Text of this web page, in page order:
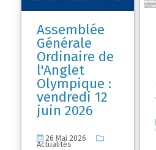
Assemblée
Générale
Ordinaire de
l'Anglet
Olympique :
vendredi 12
juin 2026
26 Mai 2026
Actualités